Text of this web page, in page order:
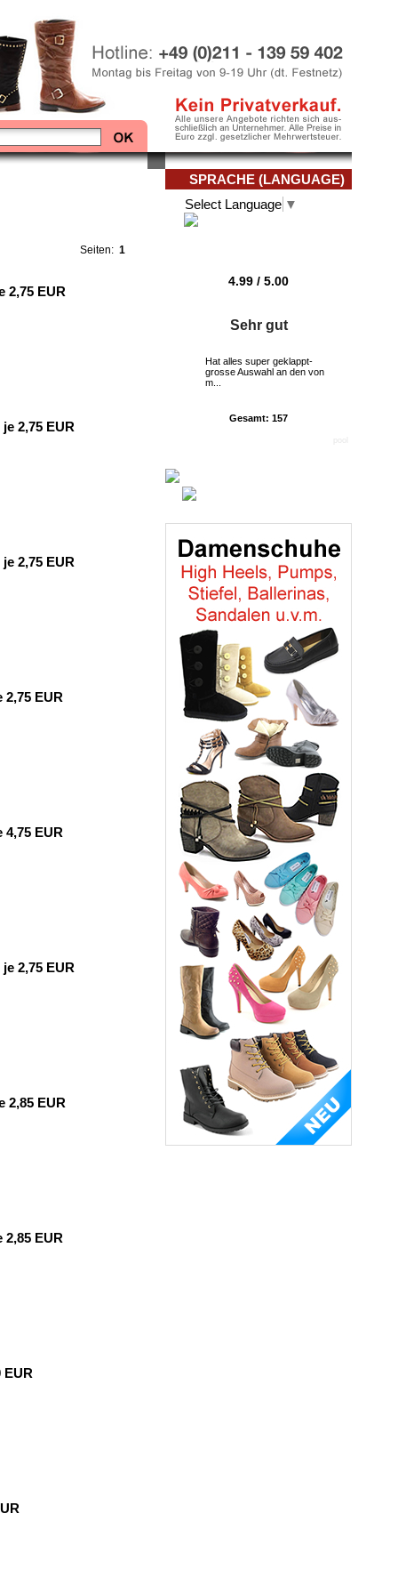
Seiten: 1
2,75 EUR
2,75 EUR
2,75 EUR
EUR
EUR
2,75 EUR
2,85 EUR
EUR
EUR
SPRACHE (LANGUAGE)
Select Language ▼
4.99 / 5.00
Sehr gut
Hat alles super geklappt-
grosse Auswahl an den von
m...
Gesamt: 157